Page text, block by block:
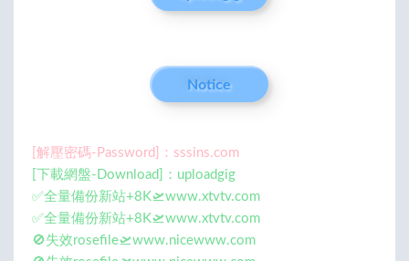
Notice
[解壓密碼-Password]：sssins.com
[下載網盤-Download]：uploadgig
✅全量備份新站+8K🛫www.xtvtv.com
✅全量備份新站+8K🛫www.xtvtv.com
🚫失效rosefile🛫www.nicewww.com